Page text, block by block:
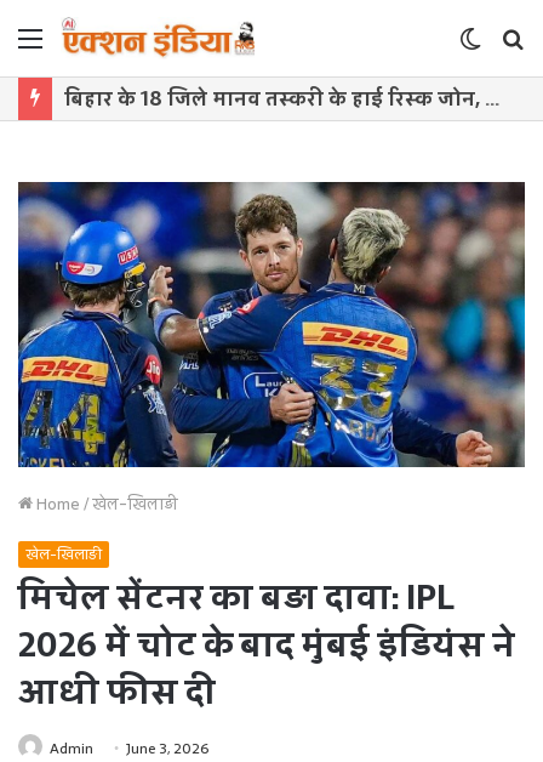
Menu
Switch
skin
बिहार के 18 जिले मानव तस्करी के हाई रिस्क जोन, सामने आई चिंताजनक तस्वीर
Home/खेल-खिलाड़ी
खेल-खिलाड़ी
मिचेल सेंटनर का बड़ा दावा: IPL
2026 में चोट के बाद मुंबई इंडियंस ने
आधी फीस दी
Admin June 3, 2026